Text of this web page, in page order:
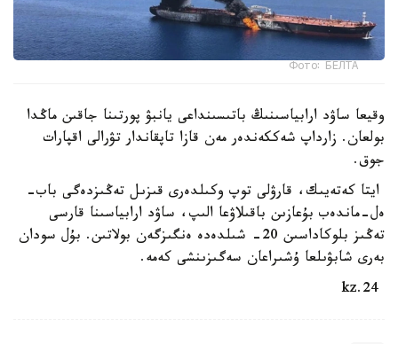
Фото: БЕЛТА
وقيعا ساۋد ارابياسىنىڭ باتىسىنداعى يانبۋ پورتىنا جاقىن ماڭدا
بولعان. زارداپ شەككەندەر مەن قازا تاپقاندار تۋرالى اقپارات
جوق.
ايتا كەتەيىك، قارۋلى توپ وكىلدەرى قىزىل تەڭىزدەگى باب-
ەل-ماندەب بۇعازىن باقىلاۋعا الىپ، ساۋد ارابياسىنا قارسى
تەڭىز بلوكاداسىن 20- شىلدەدە ەنگىزگەن بولاتىن. بۇل سودان
بەرى شابۋىلعا ۇشىراعان سەگىزىنشى كەمە.